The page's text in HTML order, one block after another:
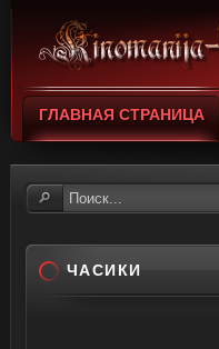
ГЛАВНАЯ СТРАНИЦА
ЧАСИКИ